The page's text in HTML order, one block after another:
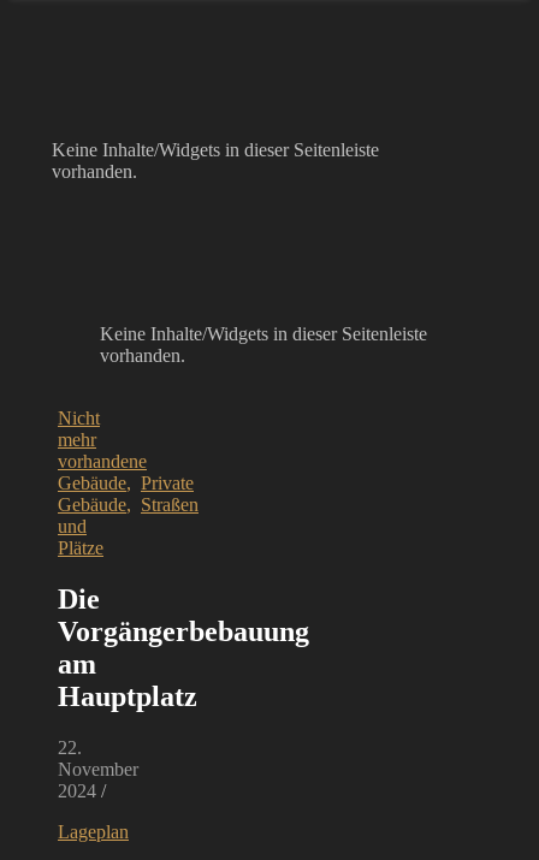
Keine Inhalte/Widgets in dieser Seitenleiste
vorhanden.
Keine Inhalte/Widgets in dieser Seitenleiste
vorhanden.
Nicht
mehr
vorhandene
Gebäude, Private
Gebäude, Straßen
und
Plätze
Die
Vorgängerbebauung
am
Hauptplatz
22.
November
2024 /
Lageplan